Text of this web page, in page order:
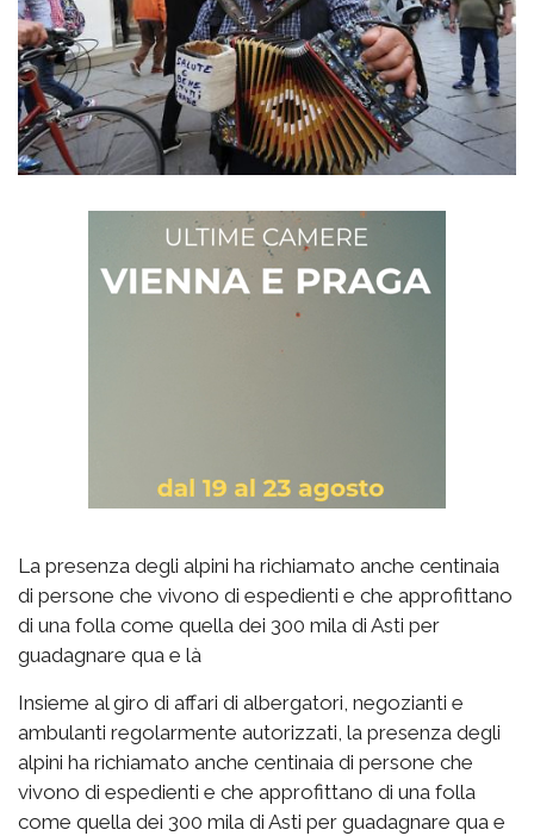
La presenza degli alpini ha richiamato anche centinaia
di persone che vivono di espedienti e che approfittano
di una folla come quella dei 300 mila di Asti per
guadagnare qua e là
Insieme al giro di affari di albergatori, negozianti e
ambulanti regolarmente autorizzati, la presenza degli
alpini ha richiamato anche centinaia di persone che
vivono di espedienti e che approfittano di una folla
come quella dei 300 mila di Asti per guadagnare qua e